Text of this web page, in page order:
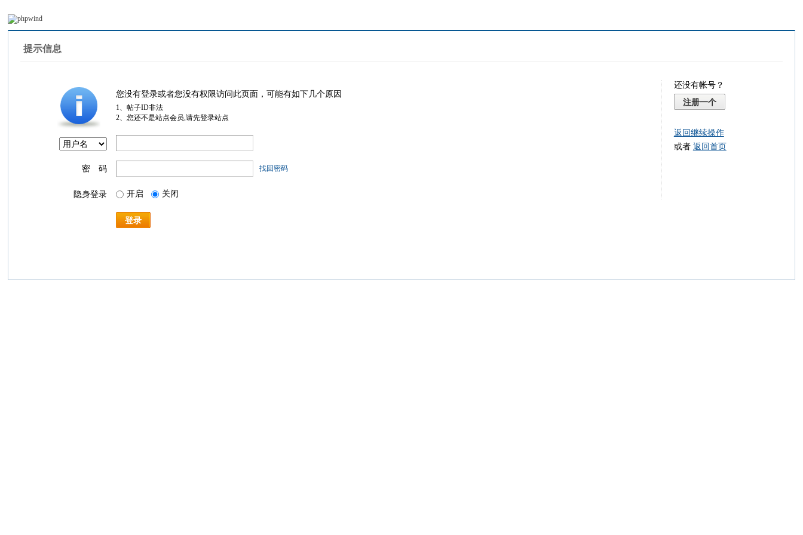
提示信息
您没有登录或者您没有权限访问此页面，可能有如下几个原因
1、帖子ID非法
2、您还不是站点会员,请先登录站点
密 码 找回密码
隐身登录 开启 关闭
登录
还没有帐号？
注册一个
返回继续操作
或者 返回首页